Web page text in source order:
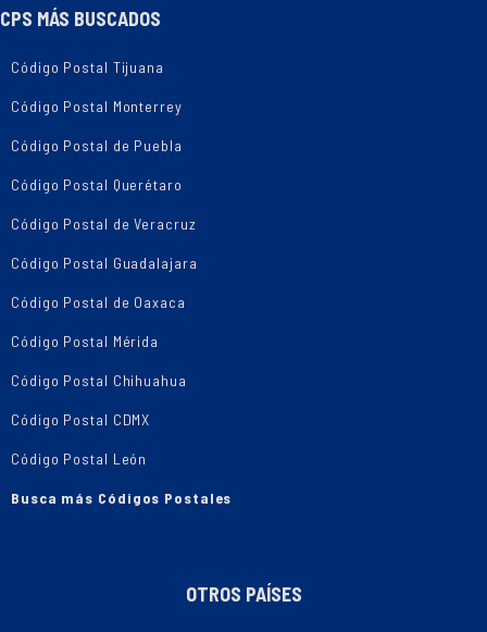
CPS MÁS BUSCADOS
Código Postal Tijuana
Código Postal Monterrey
Código Postal de Puebla
Código Postal Querétaro
Código Postal de Veracruz
Código Postal Guadalajara
Código Postal de Oaxaca
Código Postal Mérida
Código Postal Chihuahua
Código Postal CDMX
Código Postal León
Busca más Códigos Postales
OTROS PAÍSES